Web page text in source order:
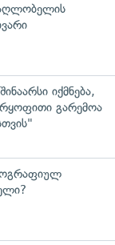
იქმნება,
გარემოა